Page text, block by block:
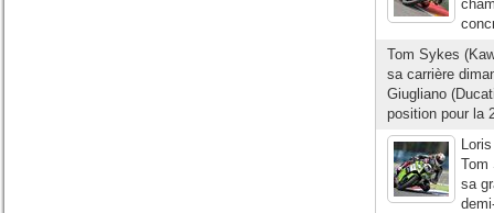
Tom Sykes
sa carrière
Giugliano
position pour la
Tom
sa